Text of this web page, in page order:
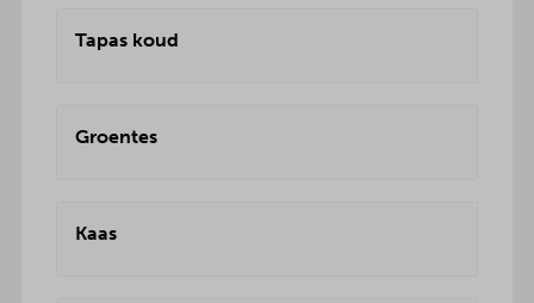
Tapas koud
Groentes
Kaas